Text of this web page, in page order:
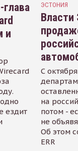
и
ездит
ЭСТОНИЯ
Власти
С
на
потом -
не
Об этом
ERR